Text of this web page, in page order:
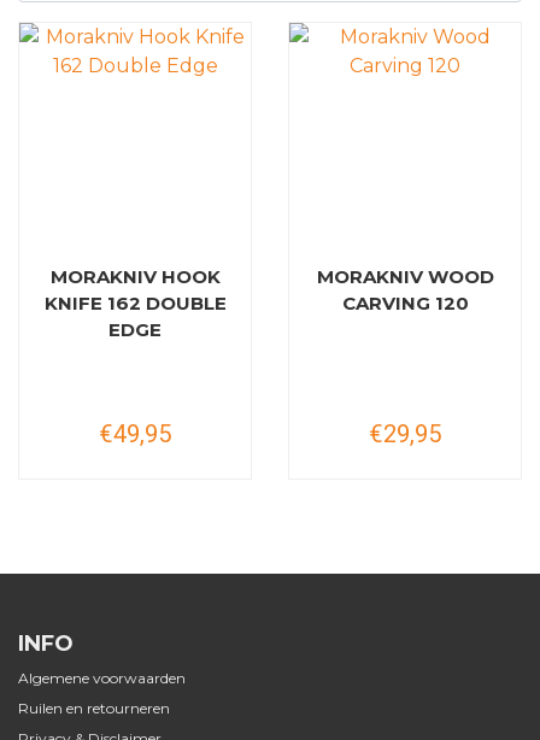
MORAKNIV HOOK
KNIFE 162 DOUBLE
EDGE
€49,95
MORAKNIV WOOD
CARVING 120
€29,95
INFO
Algemene voorwaarden
Ruilen en retourneren